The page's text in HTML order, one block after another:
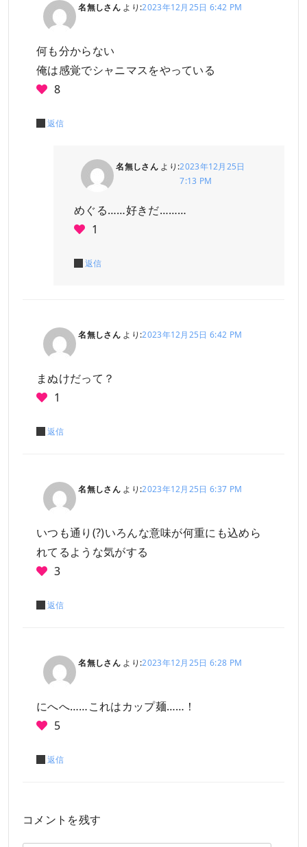
名無しさん より:2023年12月25日 6:42 PM
何も分からない
俺は感覚でシャニマスをやっている
8
返信
名無しさん より:2023年12月25日
7:13 PM
めぐる……好きだ………
1
返信
名無しさん より:2023年12月25日 6:42 PM
まぬけだって？
1
返信
名無しさん より:2023年12月25日 6:37 PM
いつも通り(?)いろんな意味が何重にも込めら
れてるような気がする
3
返信
名無しさん より:2023年12月25日 6:28 PM
にへへ……これはカップ麺……！
5
返信
コメントを残す